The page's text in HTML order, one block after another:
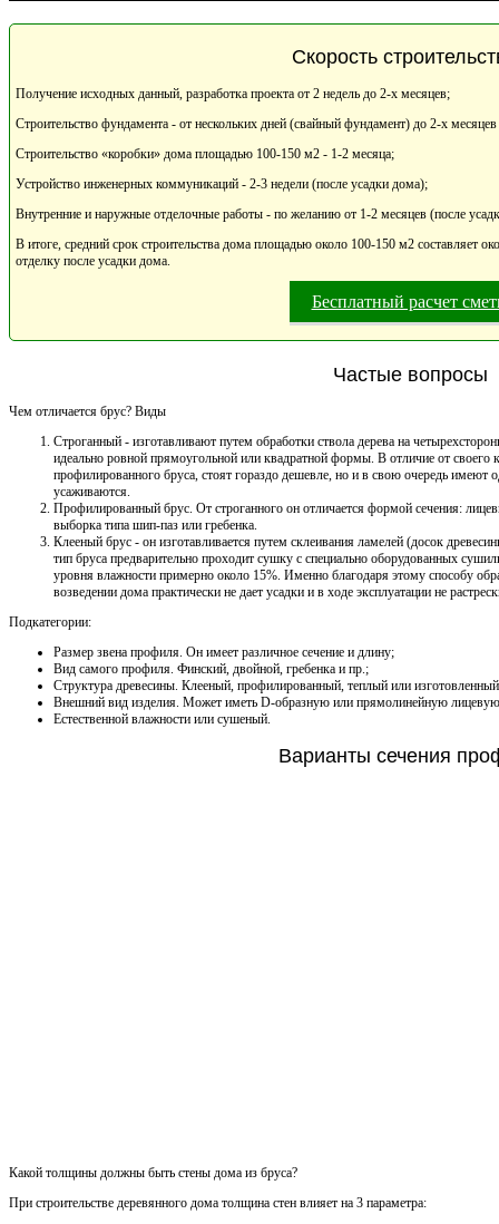
Скорость
Получение исходных данный, разработка проекта от 2 недель до 2-х месяцев;
Строительство фундамента - от нескольких дней (свайный фундамент) до 2-х
Строительство «коробки» дома площадью 100-150 м2 - 1-2 месяца;
Устройство инженерных коммуникаций - 2-3 недели (после усадки дома);
Внутренние и наружные отделочные работы - по желанию от 1-2 месяцев (после
В итоге, средний срок строительства дома площадью около 100-150 м2 составляет
отделку после усадки дома.
Бесплатный расчет
Частые вопросы
Чем отличается брус? Виды
Строганный - изготавливают путем обработки ствола дерева на
идеально ровной прямоугольной или квадратной формы. В отличие от своего
профилированного бруса, стоят гораздо дешевле, но и в свою очередь имеют
усаживаются.
Профилированный брус. От строганного он отличается формой сечения:
выборка типа шип-паз или гребенка.
Клееный брус - он изготавливается путем склеивания ламелей (досок
тип бруса предварительно проходит сушку с специально оборудованных
уровня влажности примерно около 15%. Именно благодаря этому способу
возведении дома практически не дает усадки и в ходе эксплуатации не
Подкатегории:
Размер звена профиля. Он имеет различное сечение и длину;
Вид самого профиля. Финский, двойной, гребенка и пр.;
Структура древесины. Клееный, профилированный, теплый или изготовленный
Внешний вид изделия. Может иметь D-образную или прямолинейную
Естественной влажности или сушеный.
Варианты сечения
Какой толщины должны быть стены дома из бруса?
При строительстве деревянного дома толщина стен влияет на 3 параметра: